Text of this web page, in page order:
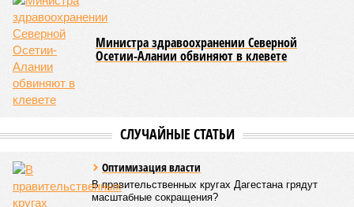
Ранее сообщалось, что по итогам 2025 года Кабардино-
Балкарская Республика относилась к числу наиболее
благополучных субъектов Федерации: там на 10 тысяч
жителей приходилось в среднем 69,2 преступления, и с
таким показателем регион входил в пятёрку субъектов РФ
с самой низкой преступностью. Нынешний же трёхкратный
всплеск подростковой криминальной активности на этом
Отредактировано: